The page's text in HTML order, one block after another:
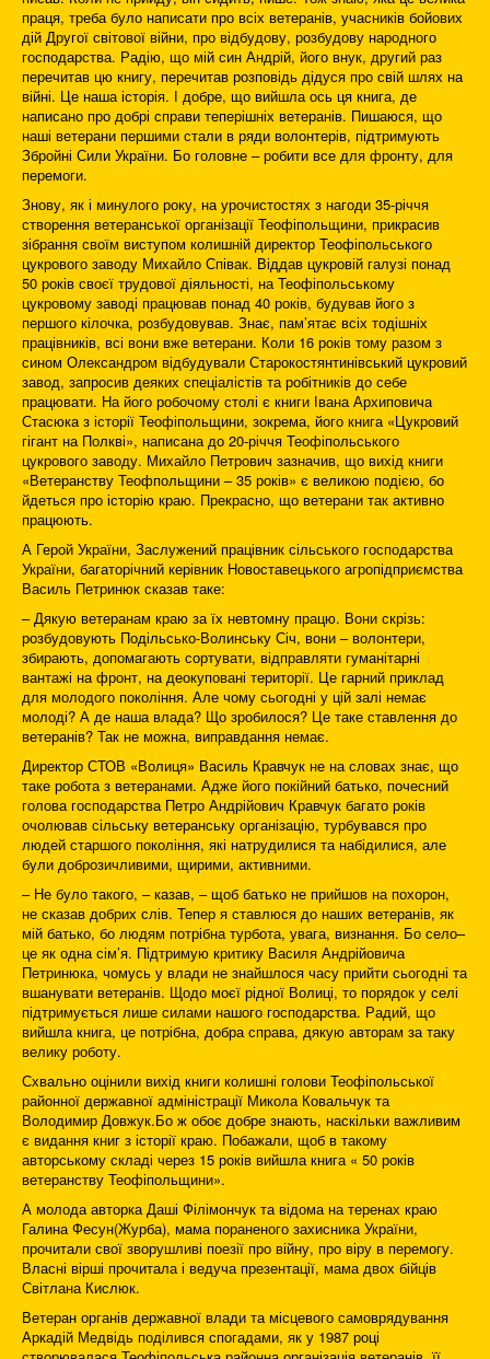
праця, треба було написати про всіх ветеранів, учасників бойових
дій Другої світової війни, про відбудову, розбудову народного
господарства. Радію, що мій син Андрій, його внук, другий раз
перечитав цю книгу, перечитав розповідь дідуся про свій шлях на
війні. Це наша історія. І добре, що вийшла ось ця книга, де
написано про добрі справи теперішніх ветеранів. Пишаюся, що
наші ветерани першими стали в ряди волонтерів, підтримують
Збройні Сили України. Бо головне – робити все для фронту, для
перемоги.
Знову, як і минулого року, на урочистостях з нагоди 35-річчя
створення ветеранської організації Теофіпольщини, прикрасив
зібрання своїм виступом колишній директор Теофіпольського
цукрового заводу Михайло Співак. Віддав цукровій галузі понад
50 років своєї трудової діяльності, на Теофіпольському
цукровому заводі працював понад 40 років, будував його з
першого кілочка, розбудовував. Знає, пам’ятає всіх тодішніх
працівників, всі вони вже ветерани. Коли 16 років тому разом з
сином Олександром відбудували Старокостянтинівський цукровий
завод, запросив деяких спеціалістів та робітників до себе
працювати. На його робочому столі є книги Івана Архиповича
Стасюка з історії Теофіпольщини, зокрема, його книга «Цукровий
гігант на Полкві», написана до 20-річчя Теофіпольського
цукрового заводу. Михайло Петрович зазначив, що вихід книги
«Ветеранству Теофпольщини – 35 років» є великою подією, бо
йдеться про історію краю. Прекрасно, що ветерани так активно
працюють.
А Герой України, Заслужений працівник сільського господарства
України, багаторічний керівник Новоставецького агропідприємства
Василь Петринюк сказав таке:
– Дякую ветеранам краю за їх невтомну працю. Вони скрізь:
розбудовують Подільсько-Волинську Січ, вони – волонтери,
збирають, допомагають сортувати, відправляти гуманітарні
вантажі на фронт, на деокуповані території. Це гарний приклад
для молодого покоління. Але чому сьогодні у цій залі немає
молоді? А де наша влада? Що зробилося? Це таке ставлення до
ветеранів? Так не можна, виправдання немає.
Директор СТОВ «Волиця» Василь Кравчук не на словах знає, що
таке робота з ветеранами. Адже його покійний батько, почесний
голова господарства Петро Андрійович Кравчук багато років
очолював сільську ветеранську організацію, турбувався про
людей старшого покоління, які натрудилися та набідилися, але
були доброзичливими, щирими, активними.
– Не було такого, – казав, – щоб батько не прийшов на похорон,
не сказав добрих слів. Тепер я ставлюся до наших ветеранів, як
мій батько, бо людям потрібна турбота, увага, визнання. Бо село–
це як одна сім’я. Підтримую критику Василя Андрійовича
Петринюка, чомусь у влади не знайшлося часу прийти сьогодні та
вшанувати ветеранів. Щодо моєї рідної Волиці, то порядок у селі
підтримується лише силами нашого господарства. Радий, що
вийшла книга, це потрібна, добра справа, дякую авторам за таку
велику роботу.
Схвально оцінили вихід книги колишні голови Теофіпольської
районної державної адміністрації Микола Ковальчук та
Володимир Довжук.Бо ж обоє добре знають, наскільки важливим
є видання книг з історії краю. Побажали, щоб в такому
авторському складі через 15 років вийшла книга « 50 років
ветеранству Теофіпольщини».
А молода авторка Даші Філімончук та відома на теренах краю
Галина Фесун(Журба), мама пораненого захисника України,
прочитали свої зворушливі поезії про війну, про віру в перемогу.
Власні вірші прочитала і ведуча презентації, мама двох бійців
Світлана Кислюк.
Ветеран органів державної влади та місцевого самоврядування
Аркадій Медвідь поділився спогадами, як у 1987 році